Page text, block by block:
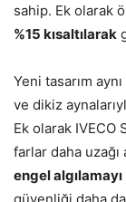
sahip. Ek olarak
%15 kısaltılarak
Yeni tasarım
ve dikiz
Ek olarak IVECO
farlar daha
engel
güvenliği daha